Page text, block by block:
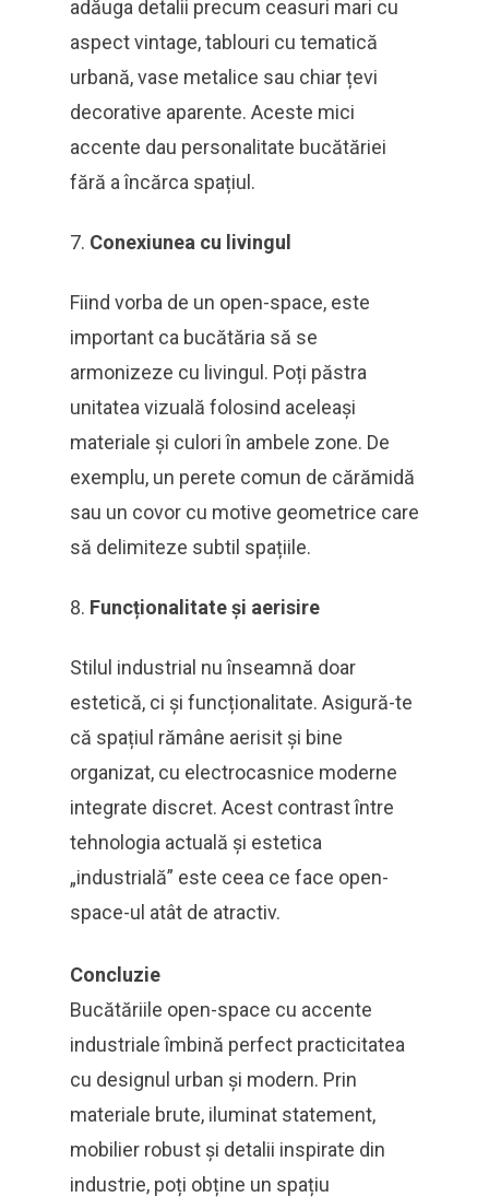
adăuga detalii precum ceasuri mari cu
aspect vintage, tablouri cu tematică
urbană, vase metalice sau chiar țevi
decorative aparente. Aceste mici
accente dau personalitate bucătăriei
fără a încărca spațiul.
Conexiunea cu livingul
Fiind vorba de un open-space, este
important ca bucătăria să se
armonizeze cu livingul. Poți păstra
unitatea vizuală folosind aceleași
materiale și culori în ambele zone. De
exemplu, un perete comun de cărămidă
sau un covor cu motive geometrice care
să delimiteze subtil spațiile.
Funcționalitate și aerisire
Stilul industrial nu înseamnă doar
estetică, ci și funcționalitate. Asigură-te
că spațiul rămâne aerisit și bine
organizat, cu electrocasnice moderne
integrate discret. Acest contrast între
tehnologia actuală și estetica
„industrială” este ceea ce face open-
space-ul atât de atractiv.
Concluzie
Bucătăriile open-space cu accente
industriale îmbină perfect practicitatea
cu designul urban și modern. Prin
materiale brute, iluminat statement,
mobilier robust și detalii inspirate din
industrie, poți obține un spațiu